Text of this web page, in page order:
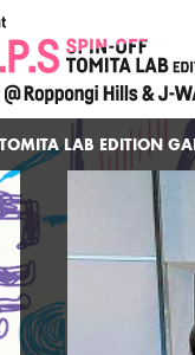
LAB EDITION